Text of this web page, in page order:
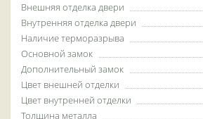
Внешняя отделка двери
Внутренняя отделка двери
Наличие терморазрыва
Основной замок
Дополнительный замок
Цвет внешней отделки
Цвет внутренней отделки
Толщина металла